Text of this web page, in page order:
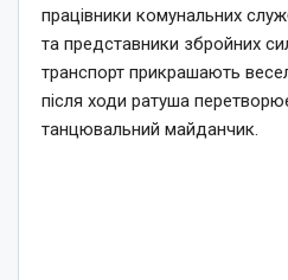
працівники комунальних
та представники збройних
транспорт прикрашають
після ходи ратуша
танцювальний майданчик.